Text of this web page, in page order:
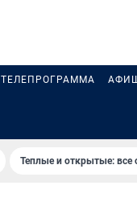
ТЕЛЕПРОГРАММА
Теплые и открытые: все